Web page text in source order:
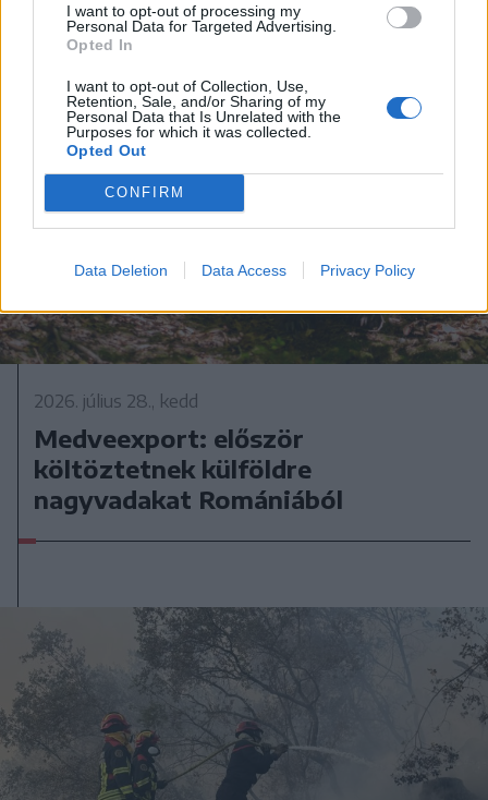
I want to opt-out of processing my
Personal Data for Targeted Advertising.
Opted In
I want to opt-out of Collection, Use,
Retention, Sale, and/or Sharing of my
Personal Data that Is Unrelated with the
Purposes for which it was collected.
Opted Out
CONFIRM
Data Deletion Data Access Privacy Policy
2026. július 28., kedd
Medveexport: először
költöztetnek külföldre
nagyvadakat Romániából